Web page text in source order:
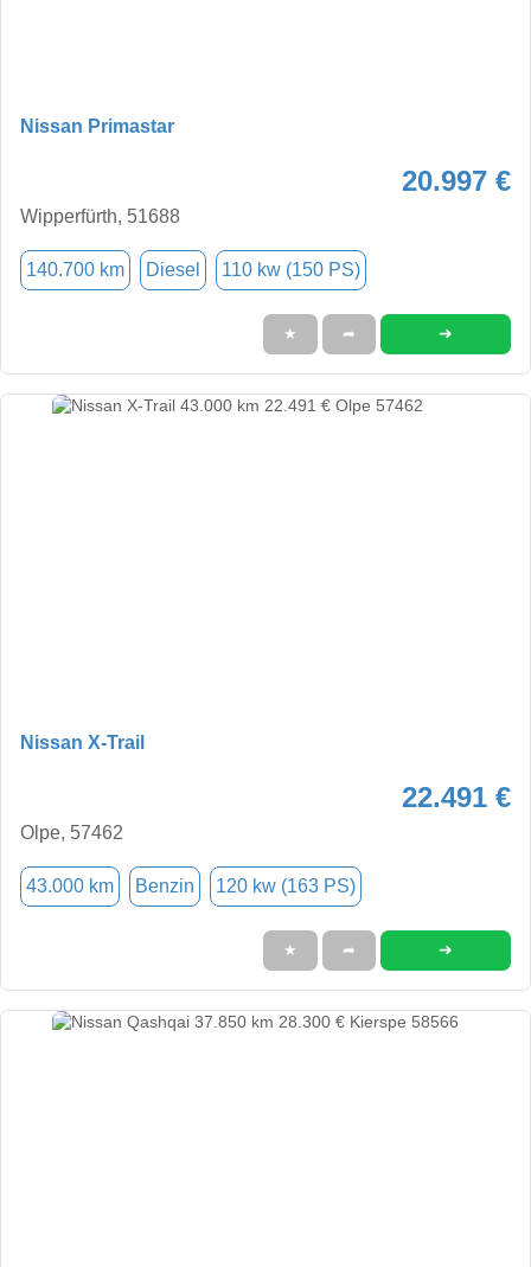
Nissan Primastar
20.997 €
Wipperfürth, 51688
140.700 km Diesel 110 kw (150 PS)
★ ➦ ➜
Nissan X-Trail
22.491 €
Olpe, 57462
43.000 km Benzin 120 kw (163 PS)
★ ➦ ➜